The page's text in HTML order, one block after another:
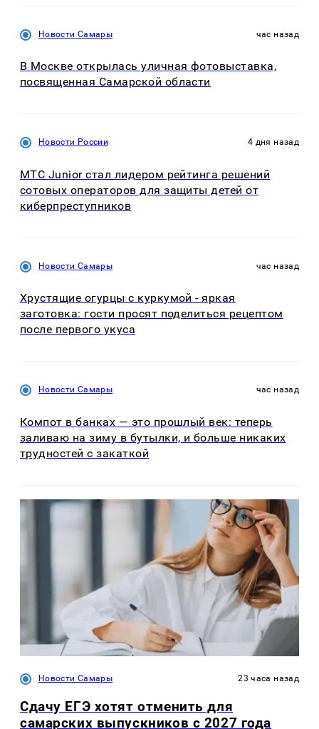
Новости Самары час назад
В Москве открылась уличная фотовыставка,
посвященная Самарской области
Новости России 4 дня назад
МТС Junior стал лидером рейтинга решений
сотовых операторов для защиты детей от
киберпреступников
Новости Самары час назад
Хрустящие огурцы с куркумой - яркая
заготовка: гости просят поделиться рецептом
после первого укуса
Новости Самары час назад
Компот в банках — это прошлый век: теперь
заливаю на зиму в бутылки, и больше никаких
трудностей с закаткой
Новости Самары 23 часа назад
Сдачу ЕГЭ хотят отменить для
самарских выпускников с 2027 года